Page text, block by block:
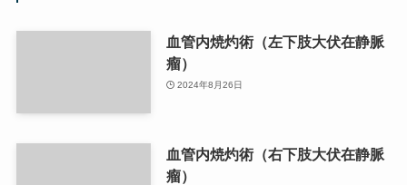
血管内焼灼術（左下肢大伏在静脈
瘤）
2024年8月26日
血管内焼灼術（右下肢大伏在静脈
瘤）